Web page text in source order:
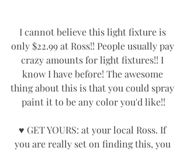
I cannot believe this light fixture is
only $22.99 at Ross!! People usually pay
crazy amounts for light fixtures!! I
know I have before! The awesome
thing about this is that you could spray
paint it to be any color you'd like!!
♥ GET YOURS: at your local Ross. If
you are really set on finding this, you